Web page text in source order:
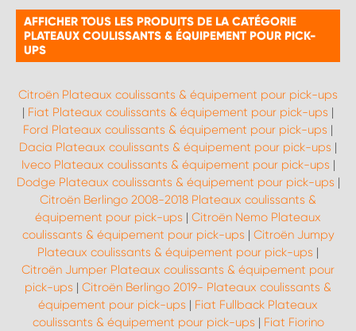
AFFICHER TOUS LES PRODUITS DE LA CATÉGORIE
PLATEAUX COULISSANTS & ÉQUIPEMENT POUR PICK-
UPS
Citroën Plateaux coulissants & équipement pour pick-ups
| Fiat Plateaux coulissants & équipement pour pick-ups |
Ford Plateaux coulissants & équipement pour pick-ups |
Dacia Plateaux coulissants & équipement pour pick-ups |
Iveco Plateaux coulissants & équipement pour pick-ups |
Dodge Plateaux coulissants & équipement pour pick-ups |
Citroën Berlingo 2008-2018 Plateaux coulissants &
équipement pour pick-ups | Citroën Nemo Plateaux
coulissants & équipement pour pick-ups | Citroën Jumpy
Plateaux coulissants & équipement pour pick-ups |
Citroën Jumper Plateaux coulissants & équipement pour
pick-ups | Citroën Berlingo 2019- Plateaux coulissants &
équipement pour pick-ups | Fiat Fullback Plateaux
coulissants & équipement pour pick-ups | Fiat Fiorino